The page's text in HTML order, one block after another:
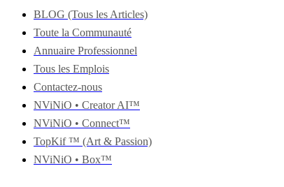
BLOG (Tous les Articles)
Toute la Communauté
Annuaire Professionnel
Tous les Emplois
Contactez-nous
NViNiO • Creator AI™
NViNiO • Connect™
TopKif ™ (Art & Passion)
NViNiO • Box™